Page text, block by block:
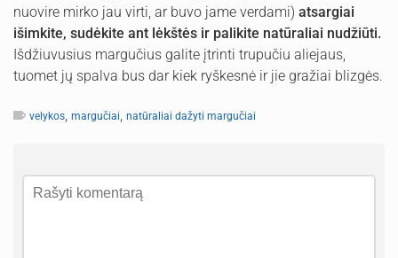
nuovire mirko jau virti, ar buvo jame verdami) atsargiai
išimkite, sudėkite ant lėkštės ir palikite natūraliai nudžiūti.
Išdžiuvusius margučius galite įtrinti trupučiu aliejaus,
tuomet jų spalva bus dar kiek ryškesnė ir jie gražiai blizgės.
velykos margučiai natūraliai dažyti margučiai